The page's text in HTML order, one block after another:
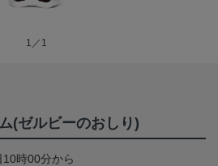
1／1
(ゼルビーのおしり)
時00分から